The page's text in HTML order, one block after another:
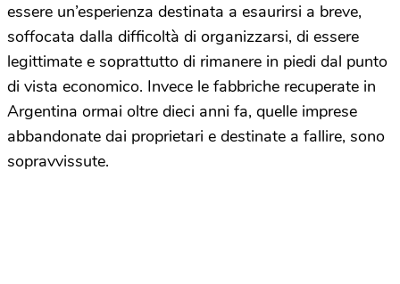
essere un’esperienza destinata a esaurirsi a breve,
soffocata dalla difficoltà di organizzarsi, di essere
legittimate e soprattutto di rimanere in piedi dal punto
di vista economico. Invece le fabbriche recuperate in
Argentina ormai oltre dieci anni fa, quelle imprese
abbandonate dai proprietari e destinate a fallire, sono
sopravvissute.